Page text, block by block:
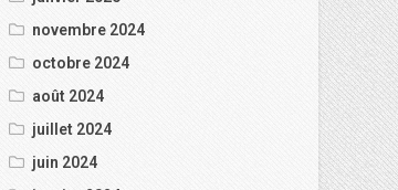
novembre 2024
octobre 2024
août 2024
juillet 2024
juin 2024